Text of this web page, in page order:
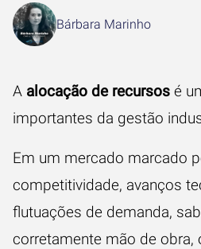
Bárbara Marinho
A alocação de recursos é
importantes da gestão
Em um mercado marcado
competitividade, avanços
flutuações de demanda,
corretamente mão de obra,